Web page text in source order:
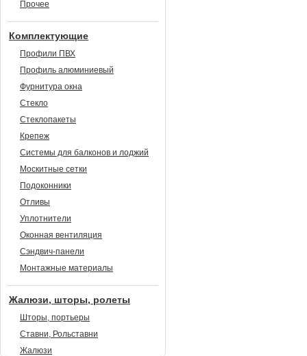
Прочее
Комплектующие
Профили ПВХ
Профиль алюминиевый
Фурнитура окна
Стекло
Стеклопакеты
Крепеж
Системы для балконов и лоджий
Москитные сетки
Подоконники
Отливы
Уплотнители
Оконная вентиляция
Сэндвич-панели
Монтажные материалы
Жалюзи, шторы, ролеты
Шторы, портьеры
Ставни, Рольставни
Жалюзи